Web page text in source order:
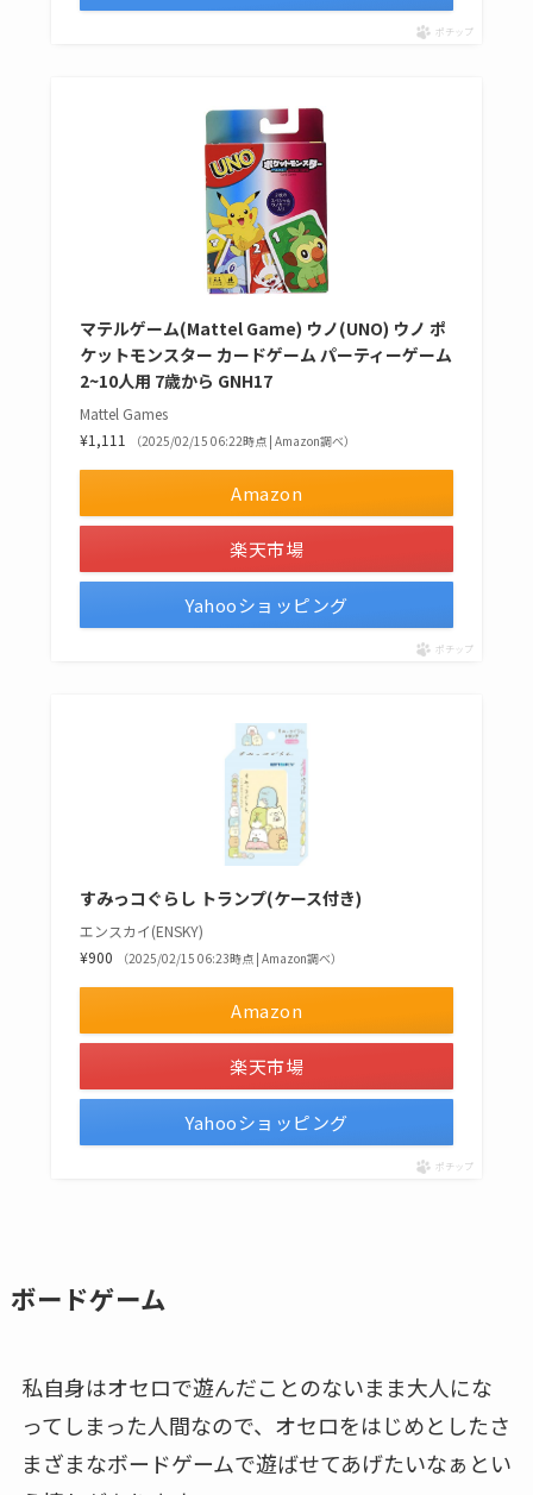
ポチップ
マテルゲーム(Mattel Game) ウノ(UNO) ウノ ポ
ケットモンスター カードゲーム パーティーゲーム
2~10人用 7歳から GNH17
Mattel Games
¥1,111
（2025/02/15 06:22時点 | Amazon調べ）
Amazon
楽天市場
Yahooショッピング
ポチップ
すみっコぐらし トランプ(ケース付き)
エンスカイ(ENSKY)
¥900
（2025/02/15 06:23時点 | Amazon調べ）
Amazon
楽天市場
Yahooショッピング
ポチップ
ボードゲーム
私自身はオセロで遊んだことのないまま大人にな
ってしまった人間なので、オセロをはじめとしたさ
まざまなボードゲームで遊ばせてあげたいなぁとい